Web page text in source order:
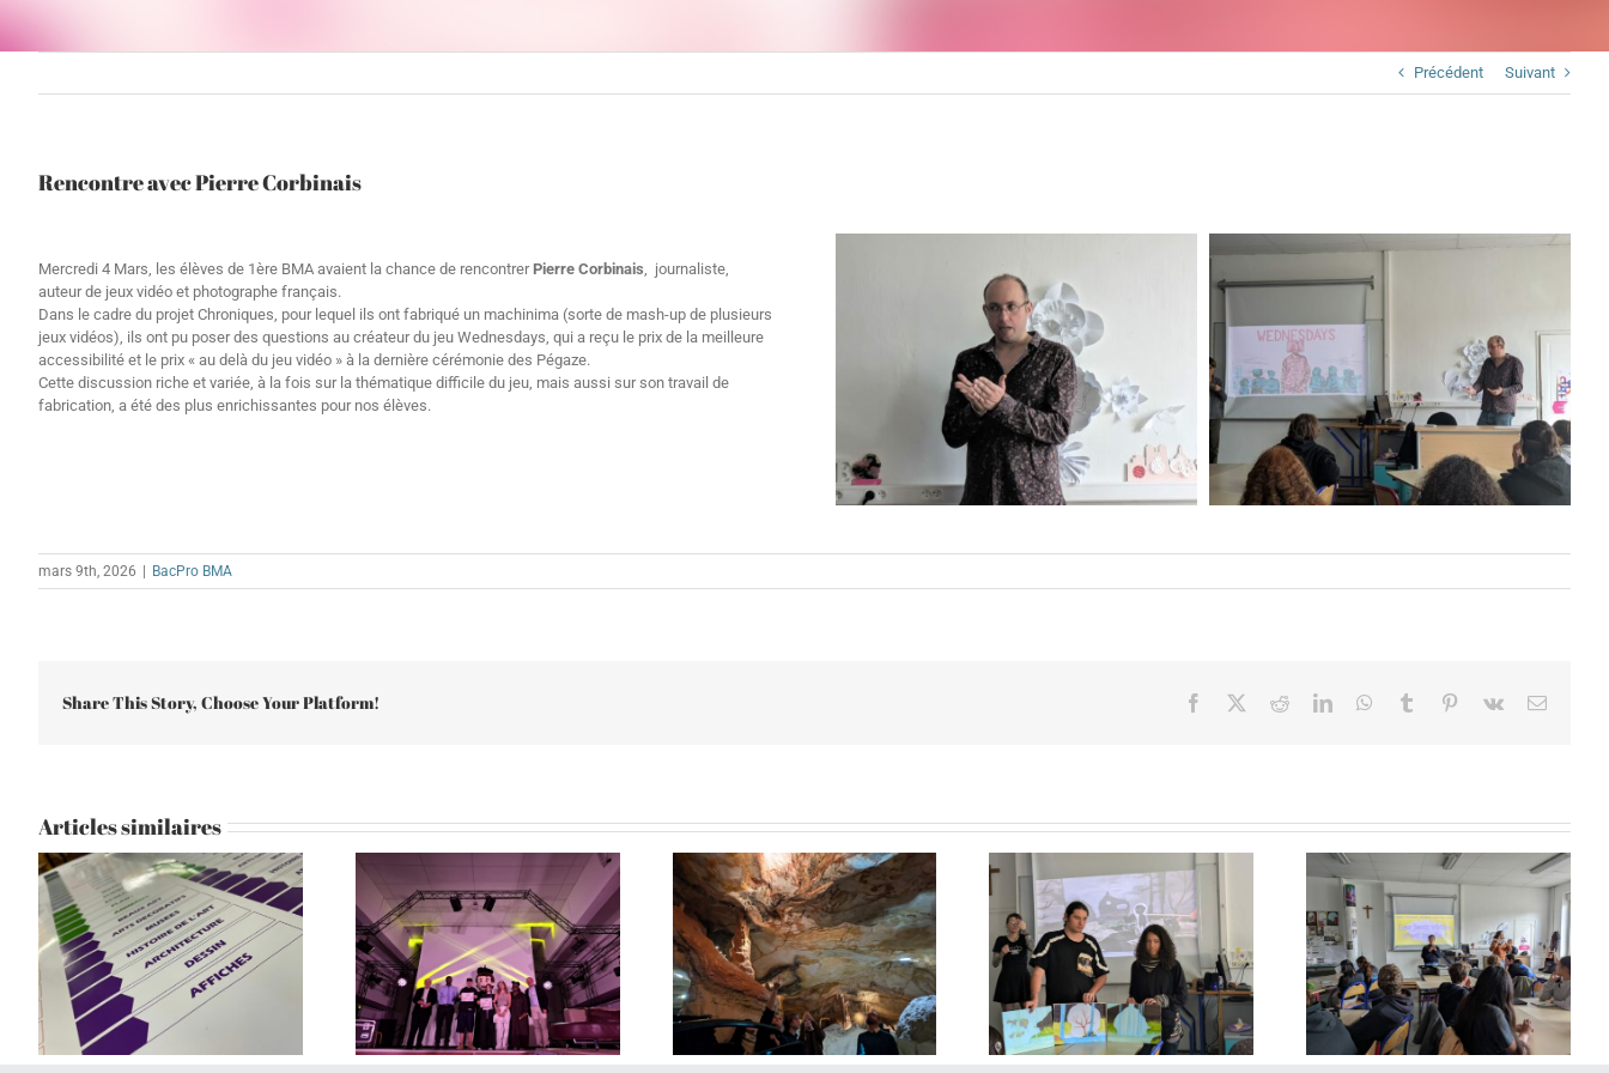
Précédent Suivant
Rencontre avec Pierre Corbinais
Mercredi 4 Mars, les élèves de 1ère BMA avaient la chance de rencontrerPierre Corbinais, journaliste,
auteur de jeux vidéo et photographe français.
Dans le cadre du projet Chroniques, pour lequel ils ont fabriqué un machinima (sorte de mash-up de plusieurs
jeux vidéos), ils ont pu poser des questions au créateur du jeu Wednesdays, qui a reçu le prix de la meilleure
accessibilité et le prix « au delà du jeu vidéo » à la dernière cérémonie des Pégaze.
Cette discussion riche et variée, à la fois sur la thématique difficile du jeu, mais aussi sur son travail de
fabrication, a été des plus enrichissantes pour nos élèves.
mars 9th, 2026 | BacPro BMA
Share This Story, Choose Your Platform! Facebook RedditLinkedInWhatsApp
Tumblr Pinterest
Vk Email
Articles similaires
Don Bosco honoré au
Festiclip
Grotte Cosquer : visite des
coulisses
Pierre Corbinais : L’art de
panser les plaies par le
pixel
Projet BMA 1 « Une rentrée
numérique : les jeux vidéos,
c’est la vie ! »